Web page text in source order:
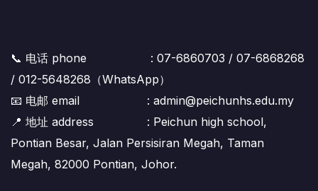
📞 电话 phone : 07-6860703 / 07-6868268
/ 012-5648268（WhatsApp）
📧 电邮 email : admin@peichunhs.edu.my
📍 地址 address : Peichun high school,
Pontian Besar, Jalan Persisiran Megah, Taman
Megah, 82000 Pontian, Johor.